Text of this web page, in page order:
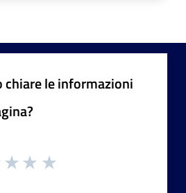
chiare le informazioni